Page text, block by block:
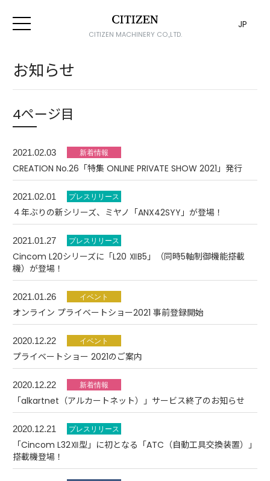
CITIZEN MACHINERY CO.,LTD.
JP
お知らせ
4ページ目
2021.02.03
CREATION No.26「特集 ONLINE PRIVATE SHOW 2021」発行
2021.02.01
４年ぶりの新シリーズ、ミヤノ「ANX42SYY」が登場！
2021.01.27
Cincom L20シリーズに「L20 ⅫB5」（同時5軸制御機能搭載
機）が登場！
2021.01.26
オンライン プライベートショー2021 事前登録開始
2020.12.22
プライベートショー 2021のご案内
2020.12.22
「alkartnet（アルカートネット）」サービス終了のお知らせ
2020.12.21
「Cincom L32Ⅻ型」に初となる「ATC（自動工具交換装置）」
搭載機登場！